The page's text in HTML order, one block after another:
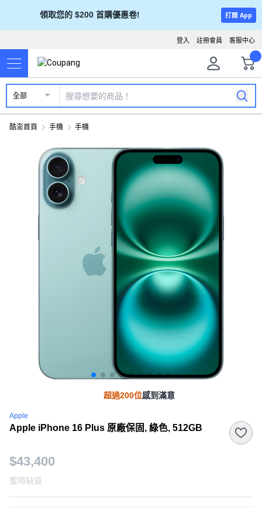
領取您的 $200 首購優惠卷! 打開 App
客服中心
註冊會員
登入
全部
酷澎首頁 手機 手機
超過200位感到滿意
Apple
Apple iPhone 16 Plus 原廠保固, 綠色, 512GB
$43,400
暫時缺貨